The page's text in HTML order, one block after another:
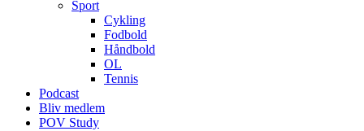
Sport
Cykling
Fodbold
Håndbold
OL
Tennis
Podcast
Bliv medlem
POV Study